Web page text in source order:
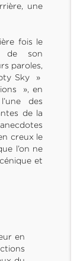
une
fois le
de son
paroles,
Sky »
», en
des
de la
creux le
l’on ne
et
en